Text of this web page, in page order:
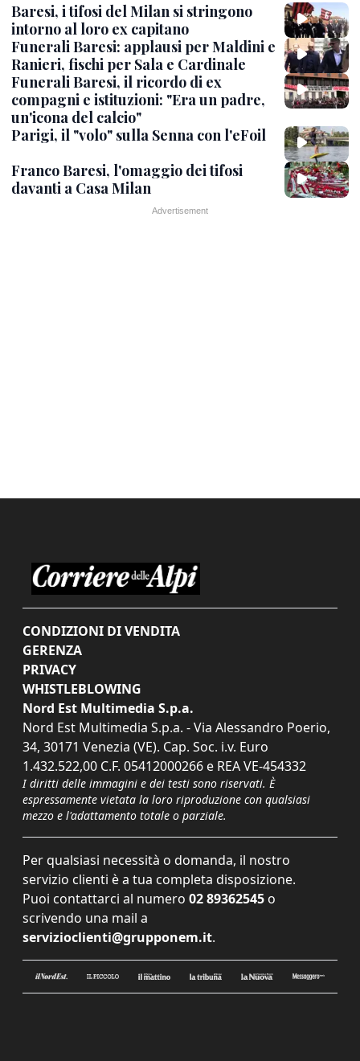
Baresi, i tifosi del Milan si stringono
intorno al loro ex capitano
Funerali Baresi: applausi per Maldini e
Ranieri, fischi per Sala e Cardinale
Funerali Baresi, il ricordo di ex
compagni e istituzioni: "Era un padre,
un'icona del calcio"
Parigi, il "volo" sulla Senna con l'eFoil
Franco Baresi, l'omaggio dei tifosi
davanti a Casa Milan
CONDIZIONI DI VENDITA
GERENZA
PRIVACY
WHISTLEBLOWING
Nord Est Multimedia S.p.a.
Nord Est Multimedia S.p.a. - Via Alessandro Poerio,
34, 30171 Venezia (VE). Cap. Soc. i.v. Euro
1.432.522,00 C.F. 05412000266 e REA VE-454332
I diritti delle immagini e dei testi sono riservati. È
espressamente vietata la loro riproduzione con qualsiasi
mezzo e l'adattamento totale o parziale.
Per qualsiasi necessità o domanda, il nostro
servizio clienti è a tua completa disposizione.
Puoi contattarci al numero 02 89362545 o
scrivendo una mail a
servizioclienti@grupponem.it.